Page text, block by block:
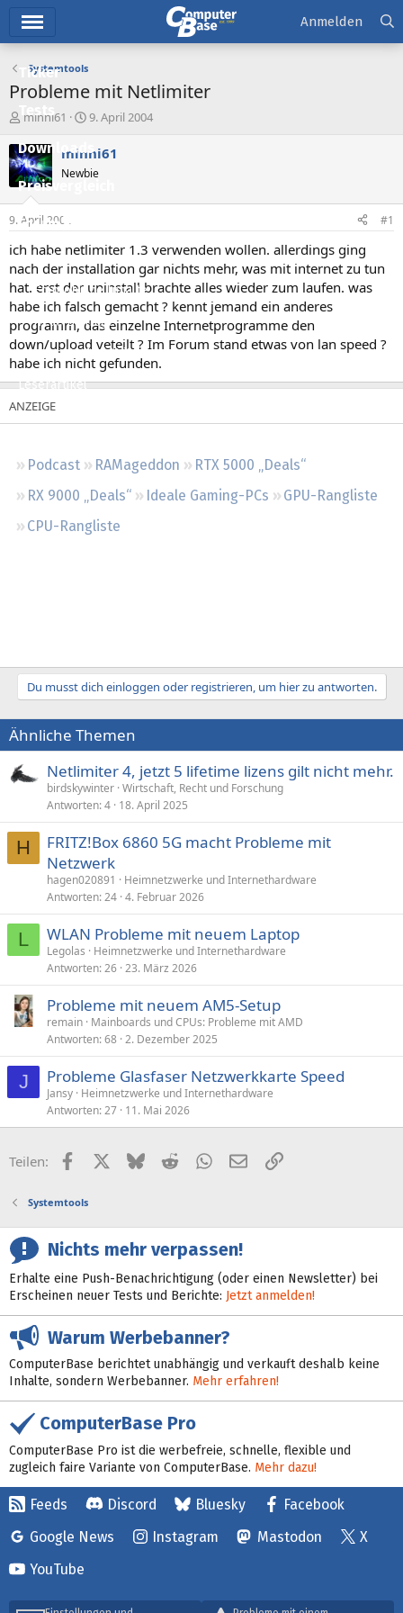
Ticker
Tests
Downloads
Preisvergleich
Forum
Aktuelles
Empfohlene Inhalte
Neue Beiträge
Neueste Aktivitäten
Leserartikel
Podcast RAMageddon
RTX 5000 „Deals“
RX 9000 „Deals“
Ideale Gaming-PCs
GPU-Rangliste
CPU-Rangliste
Anmelden
Systemtools
Probleme mit Netlimiter
E
s
t
e
l
e
r
minni61
E
s
t
e
t
a
m
9. April 2004
minni61
Newbie
9. April 2004 #1
ich habe netlimiter 1.3 verwenden wollen. allerdings ging
nach der installation gar nichts mehr, was mit internet zu tun
hat. erst der uninstall brachte alles wieder zum laufen. was
habe ich falsch gemacht ? kennt jemand ein anderes
programm, das einzelne Internetprogramme den
down/upload veteilt ? Im Forum stand etwas von lan speed ?
habe ich nicht gefunden.
Du musst dich einloggen oder registrieren, um hier zu antworten.
Ähnliche Themen
Netlimiter 4, jetzt 5 lifetime lizens gilt nicht mehr.
birdskywinter Wirtschaft, Recht und Forschung
Antworten 4 18. April 2025
H
FRITZ!Box 6860 5G macht Probleme mit
Netzwerk
hagen020891
Heimnetzwerke und Internethardware
Antworten 24 4. Februar 2026
L WLAN Probleme mit neuem Laptop
Legolas
Heimnetzwerke und Internethardware
Antworten 26 23. März 2026
Probleme mit neuem AM5-Setup
remain Mainboards und CPUs: Probleme mit AMD
Antworten 68 2. Dezember 2025
J Probleme Glasfaser Netzwerkkarte Speed
Jansy Heimnetzwerke und Internethardware
Antworten 27 11. Mai 2026
Teilen: FacebookX (Twitter)
BlueskyRedditWhatsApp
E-MailLink
Systemtools
Nichts mehr verpassen!
Erhalte eine Push-Benachrichtigung (oder einen Newsletter) bei
Erscheinen neuer Tests und Berichte: Jetzt anmelden!
Warum Werbebanner?
ComputerBase berichtet unabhängig und verkauft deshalb keine
Inhalte, sondern Werbebanner. Mehr erfahren!
ComputerBase Pro
ComputerBase Pro ist die werbefreie, schnelle, flexible und
zugleich faire Variante von ComputerBase. Mehr dazu!
Feeds Discord Bluesky
Facebook
Google News
Instagram Mastodon
X
YouTube